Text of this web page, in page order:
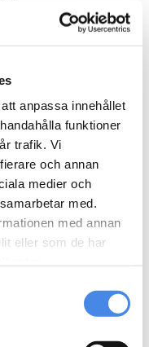
anpassa innehållet
funktioner
trafik. Vi
och annan
medier och
med.
med annan
eller som de har
11 m